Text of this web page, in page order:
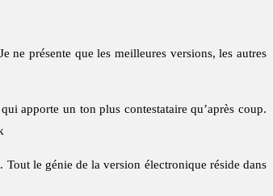
ne présente que les meilleures versions, les autres
apporte un ton plus contestataire qu’après coup.
le génie de la version électronique réside dans